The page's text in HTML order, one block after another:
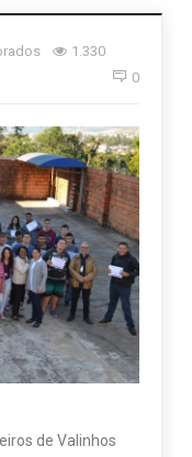
1.330
0
de Valinhos